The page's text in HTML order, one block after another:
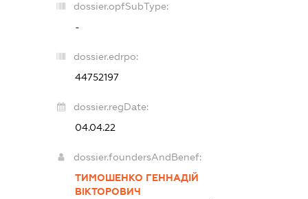
dossier.opfSubType:
-
dossier.edrpo:
44752197
dossier.regDate:
04.04.22
dossier.foundersAndBenef:
ТИМОШЕНКО ГЕННАДІЙ
ВІКТОРОВИЧ